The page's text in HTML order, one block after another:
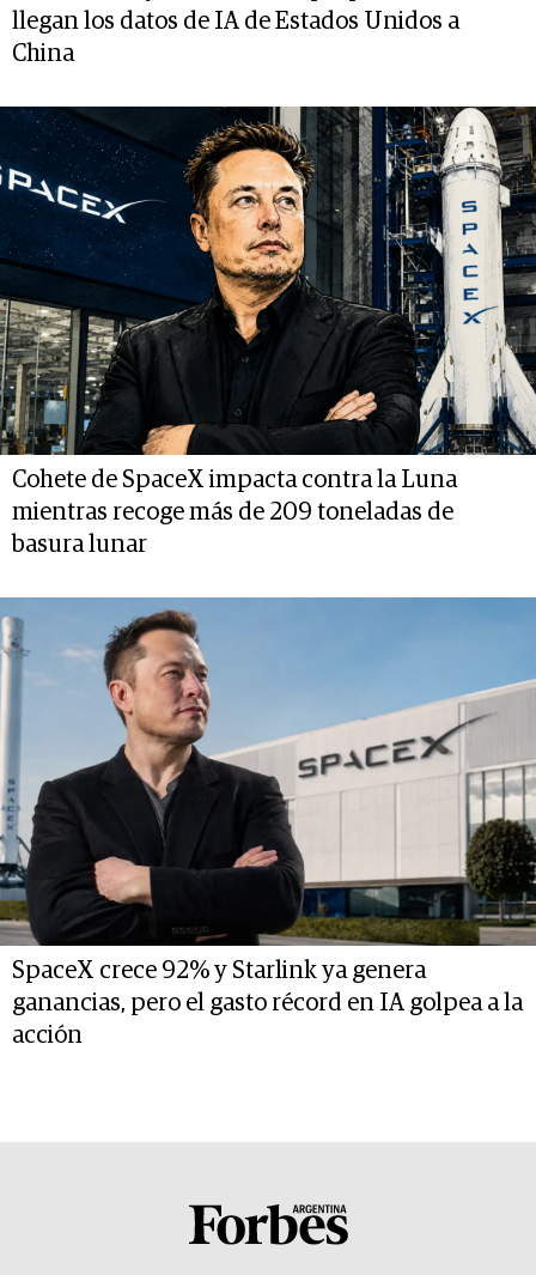
llegan los datos de IA de Estados Unidos a
China
Cohete de SpaceX impacta contra la Luna
mientras recoge más de 209 toneladas de
basura lunar
SpaceX crece 92% y Starlink ya genera
ganancias, pero el gasto récord en IA golpea a la
acción